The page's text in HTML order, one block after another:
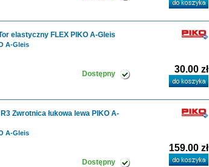
elastyczny FLEX PIKO A-Gleis
A-Gleis
Dostępny 30.00 zł
Zwrotnica łukowa lewa PIKO A-
A-Gleis
Dostępny
159.00 zł